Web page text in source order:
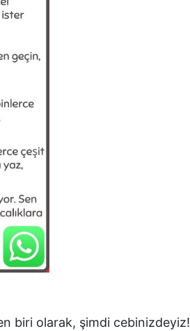
biri olarak, şimdi cebinizdeyiz!